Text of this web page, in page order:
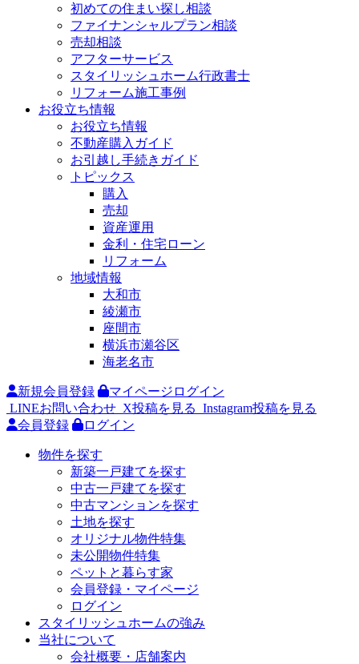
初めての住まい探し相談
ファイナンシャルプラン相談
売却相談
アフターサービス
スタイリッシュホーム行政書士
リフォーム施工事例
お役立ち情報
お役立ち情報
不動産購入ガイド
お引越し手続きガイド
トピックス
購入
売却
資産運用
金利・住宅ローン
リフォーム
地域情報
大和市
綾瀬市
座間市
横浜市瀬谷区
海老名市
新規会員登録
マイページログイン
LINEお問い合わせ X投稿を見る Instagram投稿を見る
会員登録
ログイン
物件を探す
新築一戸建てを探す
中古一戸建てを探す
中古マンションを探す
土地を探す
オリジナル物件特集
未公開物件特集
ペットと暮らす家
会員登録・マイページ
ログイン
スタイリッシュホームの強み
当社について
会社概要・店舗案内